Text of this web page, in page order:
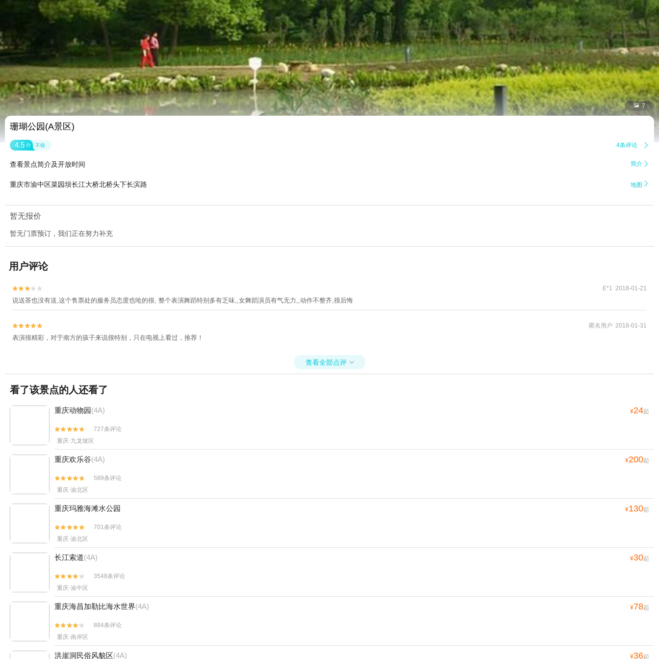
 7
珊瑚公园(A景区)
4.5 分 不错 4条评论 
查看景点简介及开放时间 简介 
重庆市渝中区菜园坝长江大桥北桥头下长滨路 地图 
暂无报价
暂无门票预订，我们正在努力补充
用户评论

 E*1 2018-01-21
说送茶也没有送,这个售票处的服务员态度也呛的很, 整个表演舞蹈特别多有乏味,,女舞蹈演员有气无力,,动作不整齐,很后悔

 匿名用户 2018-01-31
表演很精彩，对于南方的孩子来说很特别，只在电视上看过，推荐！
查看全部点评 
看了该景点的人还看了
重庆动物园(4A) ¥24起


727条评论
重庆·九龙坡区
重庆欢乐谷(4A) ¥200起


589条评论
重庆·渝北区
重庆玛雅海滩水公园 ¥130起


701条评论
重庆·渝北区
长江索道(4A) ¥30起


3548条评论
重庆·渝中区
重庆海昌加勒比海水世界(4A) ¥78起


884条评论
重庆·南岸区
洪崖洞民俗风貌区(4A) ¥36起